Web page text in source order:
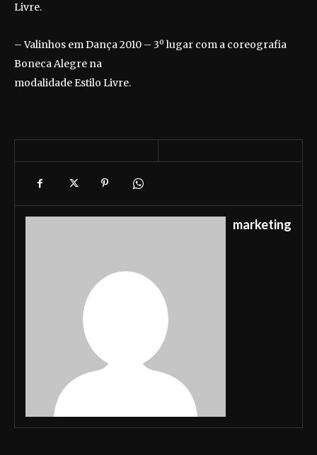
Livre.
– Valinhos em Dança 2010 – 3º lugar com a coreografia
Boneca Alegre na
modalidade Estilo Livre.
marketing